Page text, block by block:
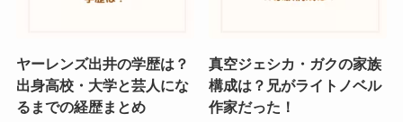
ヤーレンズ出井の学歴は？
出身高校・大学と芸人にな
るまでの経歴まとめ
真空ジェシカ・ガクの家族
構成は？兄がライトノベル
作家だった！